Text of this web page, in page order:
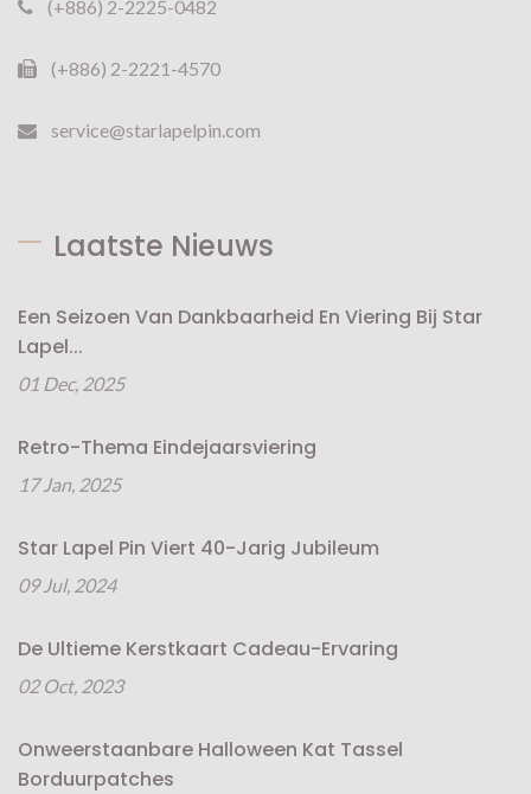
(+886) 2-2225-0482
(+886) 2-2221-4570
service@starlapelpin.com
Laatste Nieuws
Een Seizoen Van Dankbaarheid En Viering Bij Star
Lapel...
01 Dec, 2025
Retro-Thema Eindejaarsviering
17 Jan, 2025
Star Lapel Pin Viert 40-Jarig Jubileum
09 Jul, 2024
De Ultieme Kerstkaart Cadeau-Ervaring
02 Oct, 2023
Onweerstaanbare Halloween Kat Tassel
Borduurpatches